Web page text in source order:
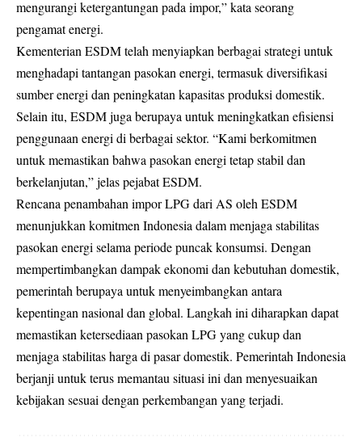
mengurangi ketergantungan pada impor,” kata seorang
pengamat energi.
Kementerian ESDM telah menyiapkan berbagai strategi untuk
menghadapi tantangan pasokan energi, termasuk diversifikasi
sumber energi dan peningkatan kapasitas produksi domestik.
Selain itu, ESDM juga berupaya untuk meningkatkan efisiensi
penggunaan energi di berbagai sektor. “Kami berkomitmen
untuk memastikan bahwa pasokan energi tetap stabil dan
berkelanjutan,” jelas pejabat ESDM.
Rencana penambahan impor LPG dari AS oleh ESDM
menunjukkan komitmen Indonesia dalam menjaga stabilitas
pasokan energi selama periode puncak konsumsi. Dengan
mempertimbangkan dampak ekonomi dan kebutuhan domestik,
pemerintah berupaya untuk menyeimbangkan antara
kepentingan nasional dan global. Langkah ini diharapkan dapat
memastikan ketersediaan pasokan LPG yang cukup dan
menjaga stabilitas harga di pasar domestik. Pemerintah Indonesia
berjanji untuk terus memantau situasi ini dan menyesuaikan
kebijakan sesuai dengan perkembangan yang terjadi.